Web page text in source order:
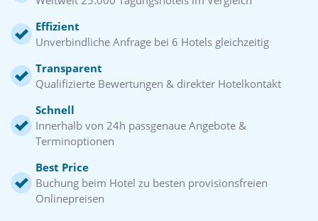
Effizient
Unverbindliche Anfrage bei 6 Hotels gleichzeitig
Transparent
Qualifizierte Bewertungen & direkter Hotelkontakt
Schnell
Innerhalb von 24h passgenaue Angebote &
Terminoptionen
Best Price
Buchung beim Hotel zu besten provisionsfreien
Onlinepreisen